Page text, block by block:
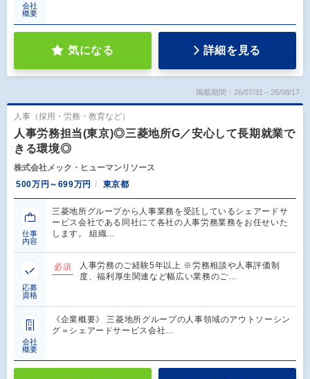
会社
概要
気になる 詳細を見る
掲載期間：26/07/31～26/08/17
人事（採用・労務・教育など）
人事労務担当(東京)◎三菱地所G／安心して長期就業で
きる環境◎
株式会社メック・ヒューマンリソース
500万円～699万円
東京都
仕事
内容
三菱地所グループから人事業務を受託しているシェアードサ
ービス会社である同社にて各社の人事労務業務をお任せいた
します。 組織…
応募
資格
必須
人事労務のご経験5年以上 ※労務相談や人事評価制
度、福利厚生関連など幅広い業務のご…
会社
概要
《企業概要》 三菱地所グループの人事領域のアウトソーシン
グ＝シェアードサービス会社…